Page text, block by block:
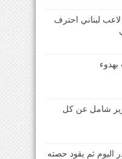
لبناني احترف
شامل عن كل
اليوم ثم يقود حصته